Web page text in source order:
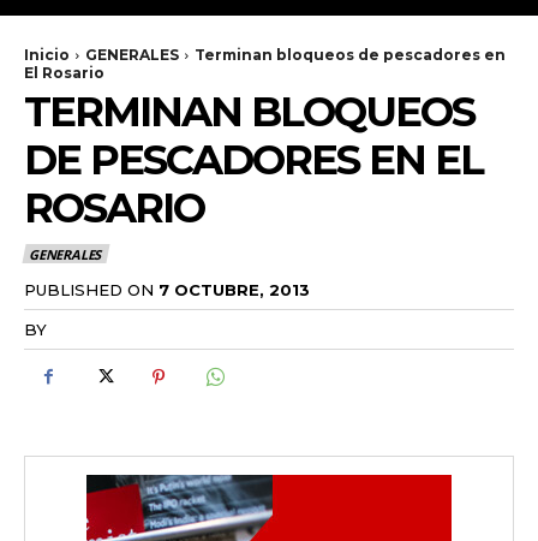
Inicio GENERALES
Terminan bloqueos de pescadores en
El Rosario
TERMINAN BLOQUEOS
DE PESCADORES EN EL
ROSARIO
GENERALES
PUBLISHED ON 7 OCTUBRE, 2013
BY